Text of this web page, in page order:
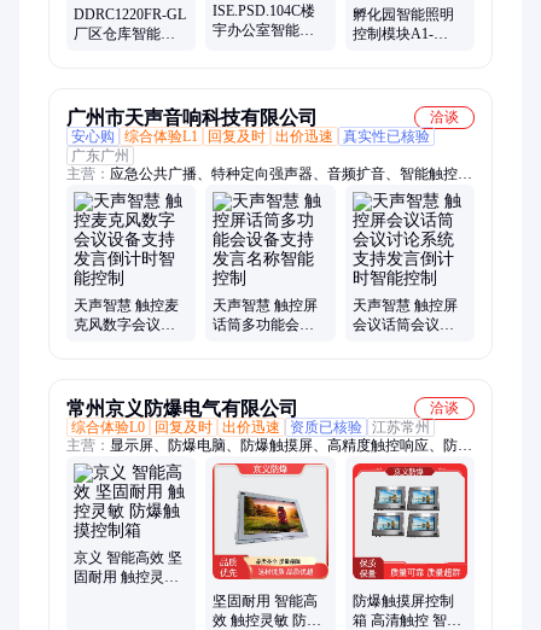
DDRC1220FR-GL
厂区仓库智能照
ISE.PSD.104C楼
宇办公室智能照
孵化园智能照明
控制模块A1-
广州市天声音响科技有限公司
洽谈
安心购
综合体验L1 回复及时 出价迅速
真实性已核验
广东广州
主营： 应急公共广播、特种定向强声器、音频扩音、智能触控会
议话筒、强声器专用功放、音箱音响、数字功放、线阵音箱、专
业功放、专业扩声、电子周边、中控矩阵、无线广播、远程喇
叭、教学音箱、会议扩声、无线麦克风、专业麦克风、反馈抑制
器、IP网络广播、天线放大器、会议摄像机、HDMI矩阵
天声智慧 触控麦
克风数字会议设
天声智慧 触控屏
话筒多功能会设
天声智慧 触控屏
会议话筒会议讨
常州京义防爆电气有限公司
洽谈
综合体验L0
回复及时 出价迅速 资质已核验 江苏常州
主营： 显示屏、防爆电脑、防爆触摸屏、高精度触控响应、防爆
危废库、防爆监视器、防爆通风柜、标签打印机
京义 智能高效 坚
固耐用 触控灵敏
坚固耐用 智能高
效 触控灵敏 防爆
防爆触摸屏控制
箱 高清触控 智能